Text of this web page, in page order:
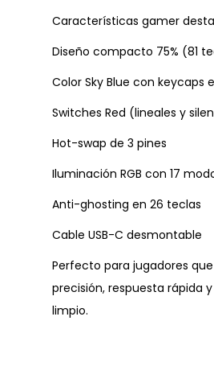
Características gamer
Diseño compacto 75% (81
Color Sky Blue con keycaps
Switches Red (lineales y
Hot-swap de 3 pines
Iluminación RGB con 17
Anti-ghosting en 26 teclas
Cable USB-C desmontable
Perfecto para jugadores
precisión, respuesta rápida
limpio.